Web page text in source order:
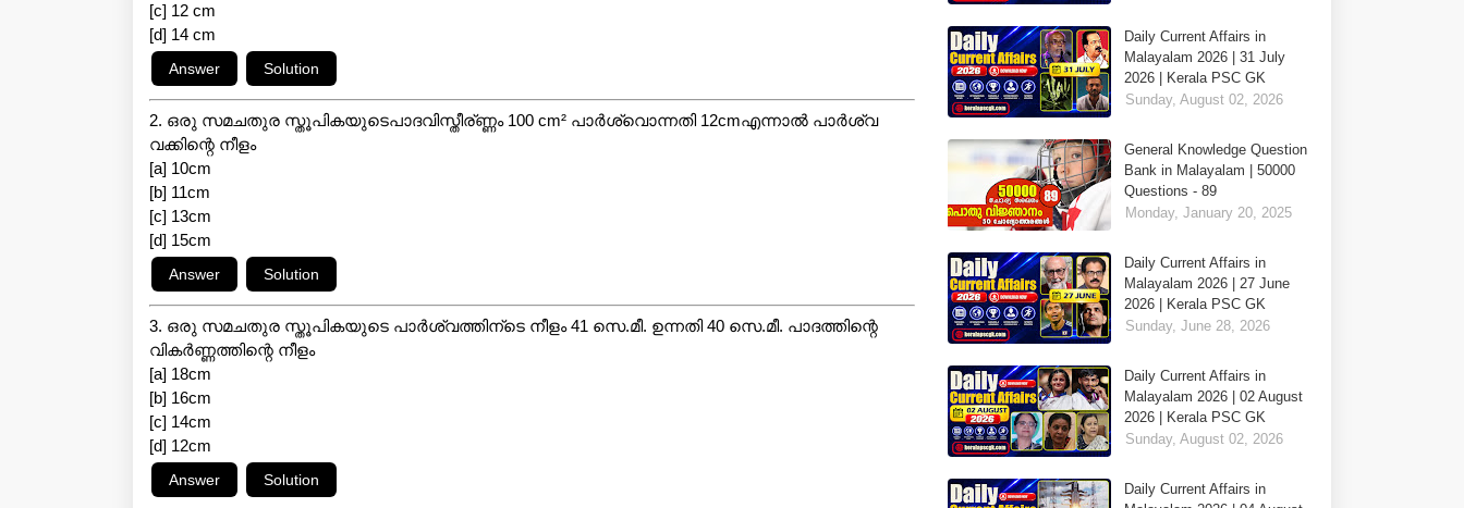
[c] 12 cm
[d] 14 cm
2. ഒരു സമചതുര സ്തൂപികയുടെപാദവിസ്തീര്ണ്ണം 100 cm² പാർശ്വൊന്നതി 12cmഎന്നാൽ പാർശ്വ
വക്കിന്റെ നീളം
[a] 10cm
[b] 11cm
[c] 13cm
[d] 15cm
3. ഒരു സമചതുര സ്തൂപികയുടെ പാർശ്വത്തിന്ടെ നീളം 41 സെ.മീ. ഉന്നതി 40 സെ.മീ. പാദത്തിന്റെ
വികർണ്ണത്തിന്റെ നീളം
[a] 18cm
[b] 16cm
[c] 14cm
[d] 12cm
Daily Current Affairs in
Malayalam 2026 | 31 July
2026 | Kerala PSC GK
Sunday, August 02, 2026
General Knowledge Question
Bank in Malayalam | 50000
Questions - 89
Monday, January 20, 2025
Daily Current Affairs in
Malayalam 2026 | 27 June
2026 | Kerala PSC GK
Sunday, June 28, 2026
Daily Current Affairs in
Malayalam 2026 | 02 August
2026 | Kerala PSC GK
Sunday, August 02, 2026
Daily Current Affairs in